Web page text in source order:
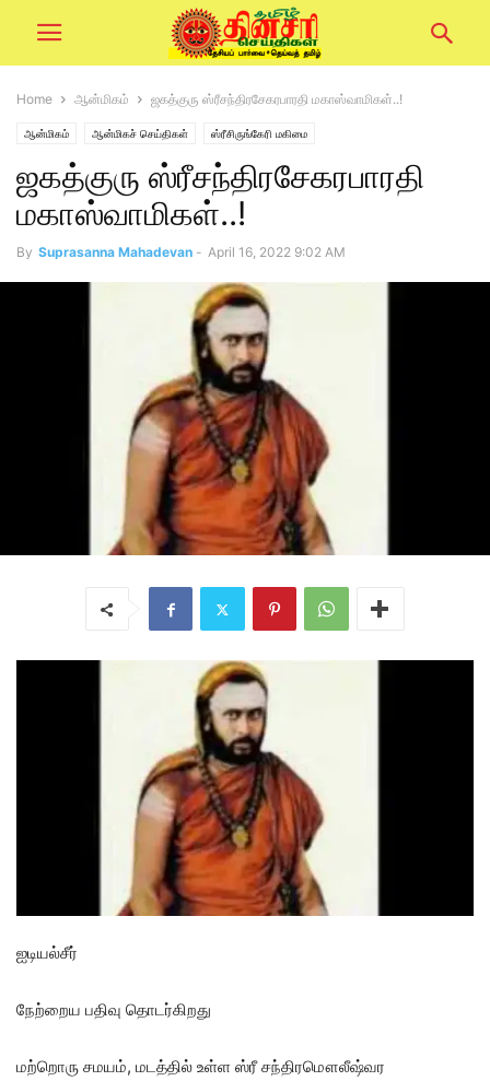
Home ஆன்மிகம் ஜகத்குரு ஸ்ரீசந்திரசேகரபாரதி மகாஸ்வாமிகள்..!
ஆன்மிகம் ஆன்மிகச் செய்திகள் ஸ்ரீசிருங்கேரி மகிமை
ஜகத்குரு ஸ்ரீசந்திரசேகரபாரதி
மகாஸ்வாமிகள்..!
By Suprasanna Mahadevan - April 16, 2022 9:02 AM
ஐடியல்சீர்
நேற்றைய பதிவு தொடர்கிறது
மற்றொரு சமயம், மடத்தில் உள்ள ஸ்ரீ சந்திரமௌலீஷ்வர